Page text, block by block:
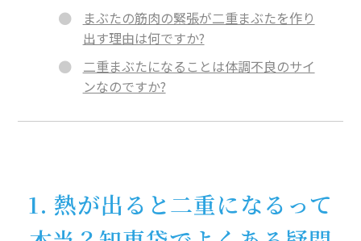
まぶたの筋肉の緊張が二重まぶたを作り
出す理由は何ですか?
二重まぶたになることは体調不良のサイ
ンなのですか?
1. 熱が出ると二重になるって